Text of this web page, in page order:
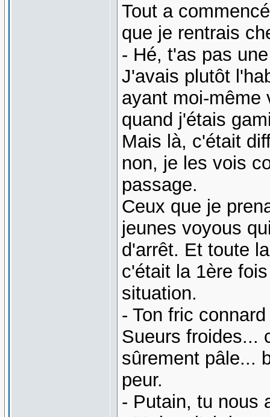
Tout a
que je rentrais
- Hé, t'as pas
J'avais plutôt
ayant moi-même
quand j'étais
Mais là, c'était
non, je les vois
passage.
Ceux que je
jeunes voyous
d'arrêt. Et toute
c'était la 1ère
situation.
- Ton fric
Sueurs froides...
sûrement pâle...
peur.
- Putain, tu nous